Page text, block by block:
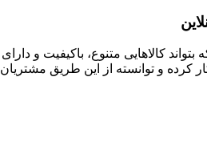
کالاهایی متنوع، باکیفیت
و توانسته از این طریق مشتریان